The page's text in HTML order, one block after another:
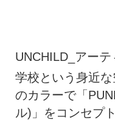
UNCHILD_アー
学校という身近
のカラーで「
ル)」をコンセプ